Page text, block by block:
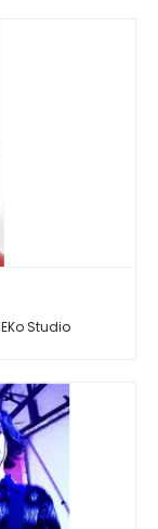
Studio